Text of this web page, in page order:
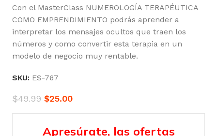
Con el MasterClass NUMEROLOGÍA TERAPÉUTICA
COMO EMPRENDIMIENTO podrás aprender a
interpretar los mensajes ocultos que traen los
números y como convertir esta terapia en un
modelo de negocio muy rentable.
SKU: ES-767
$49.99 $25.00
Apresúrate, las ofertas